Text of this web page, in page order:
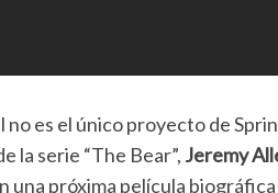
no es el único proyecto de
la serie “The Bear”, Jeremy
una próxima película